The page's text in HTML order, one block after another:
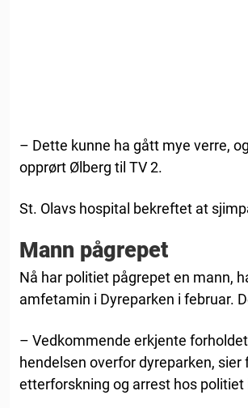
– Dette kunne ha gått mye verre,
opprørt Ølberg til TV 2.
St. Olavs hospital bekreftet at
Mann pågrepet
Nå har politiet pågrepet en mann,
amfetamin i Dyreparken i februar.
– Vedkommende erkjente
hendelsen overfor dyreparken,
etterforskning og arrest hos politiet